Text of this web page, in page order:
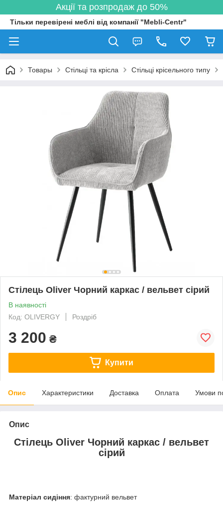
Акції та розпродаж до 50%
Тільки перевірені меблі від компанії "Mebli-Centr"
Товары Стільці та крісла Стільці крісельного типу
Стілець Oliver Чорний каркас / вельвет сірий
В наявності
Код: OLIVERGY
Роздріб
3 200 ₴
Купити
Опис Характеристики Доставка Оплата Умови
Опис
Стілець Oliver Чорний каркас / вельвет
сірий
Матеріал сидіння: фактурний вельвет